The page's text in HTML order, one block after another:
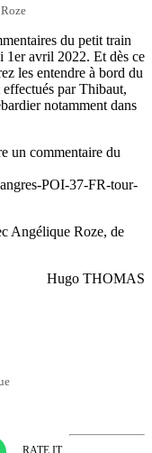
du petit train
1er avril 2022. Et dès ce
les entendre à bord du
par Thibaut,
notamment dans
un commentaire du
POI-37-FR-tour-
Angélique Roze, de
Hugo THOMAS
RATE IT